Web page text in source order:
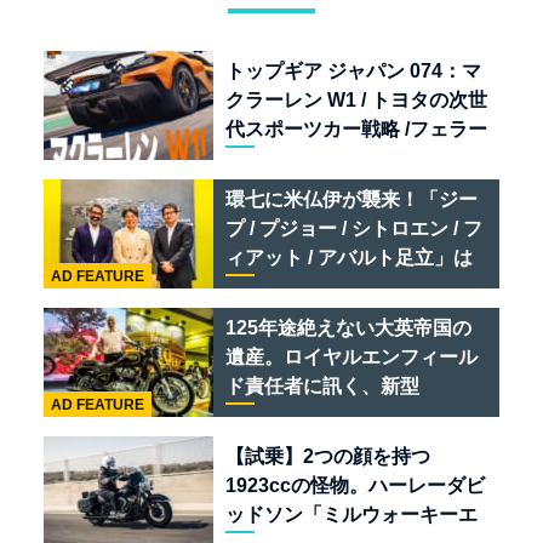
トップギア ジャパン 074：マ
クラーレン W1 / トヨタの次世
代スポーツカー戦略 /フェラー
リオ /ベントレー スーパース
ポーツ
環七に米仏伊が襲来！「ジー
プ / プジョー / シトロエン / フ
ィアット / アバルト足立」は
クルマのセレクトショップで
ある
AD FEATURE
125年途絶えない大英帝国の
遺産。ロイヤルエンフィール
ド責任者に訊く、新型
「BULLET 650」と“時間の
質”を愛する理由
AD FEATURE
【試乗】2つの顔を持つ
1923ccの怪物。ハーレーダビ
ッドソン「ミルウォーキーエ